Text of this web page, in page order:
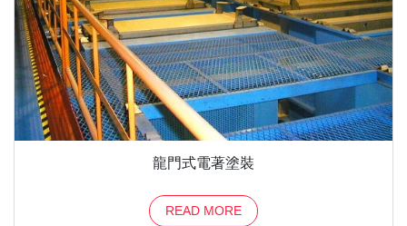
龍門式電著塗裝
READ MORE